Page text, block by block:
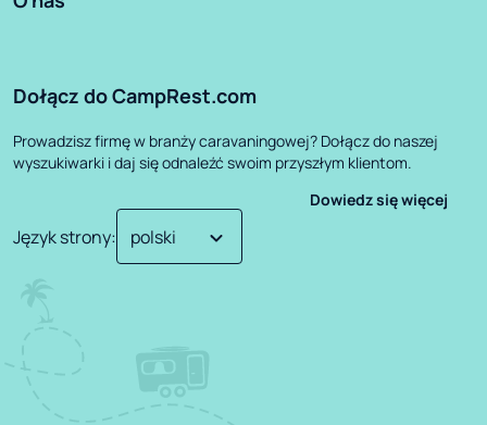
Dołącz do CampRest.com
Prowadzisz firmę w branży caravaningowej? Dołącz do naszej
wyszukiwarki i daj się odnaleźć swoim przyszłym klientom.
Dowiedz się więcej
Język strony: